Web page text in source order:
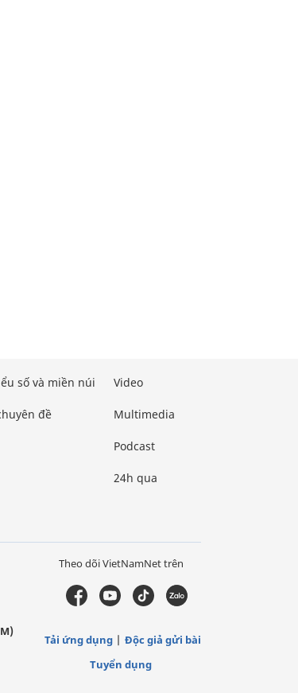
số và miền núi
đề
Video
Multimedia
Podcast
24h qua
Theo dõi VietNamNet trên
Tải ứng dụng
Độc giả gửi bài
Tuyển dụng